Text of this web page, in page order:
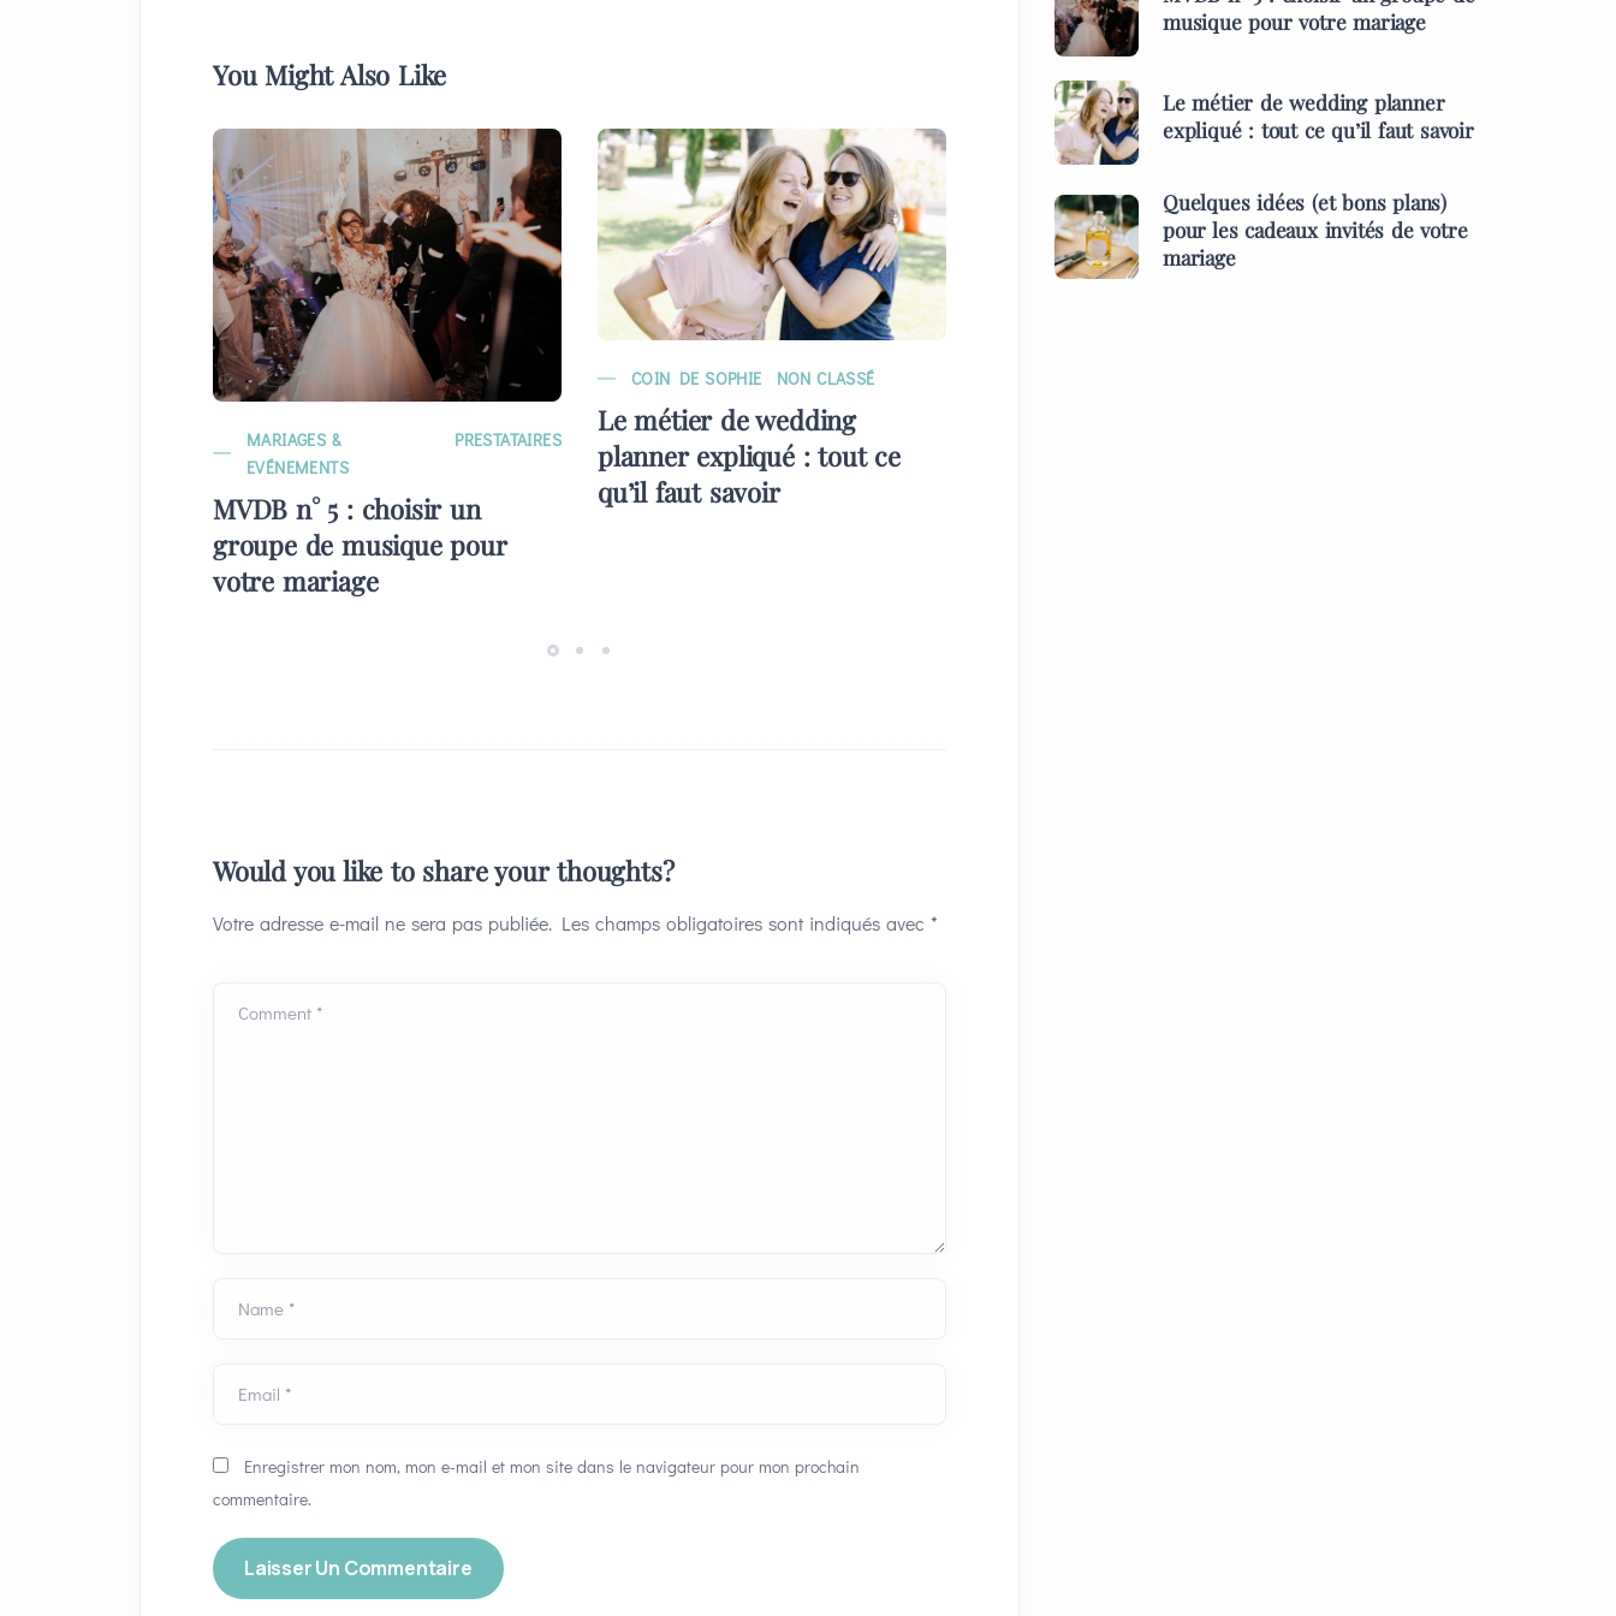
You Might Also Like
MARIAGES &
EVÉNEMENTS
PRESTATAIRES
MVDB n° 5 : choisir un
groupe de musique pour
votre mariage
COIN DE SOPHIE NON CLASSÉ
Le métier de wedding
planner expliqué : tout ce
qu’il faut savoir
Would you like to share your thoughts?
Votre adresse e-mail ne sera pas publiée. Les champs obligatoires sont indiqués avec *
Comment *
Name *
Email *
Enregistrer mon nom, mon e-mail et mon site dans le navigateur pour mon prochain
commentaire.
musique pour votre mariage
Le métier de wedding planner
expliqué : tout ce qu’il faut savoir
Quelques idées (et bons plans)
pour les cadeaux invités de votre
mariage